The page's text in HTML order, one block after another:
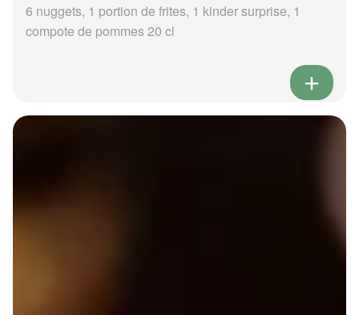
6 nuggets, 1 portion de frites, 1 kinder surprise, 1
compote de pommes 20 cl